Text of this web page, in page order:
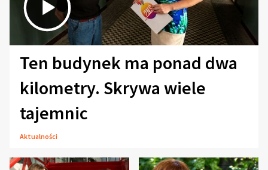
Ten budynek ma ponad dwa
kilometry. Skrywa wiele
tajemnic
Aktualności